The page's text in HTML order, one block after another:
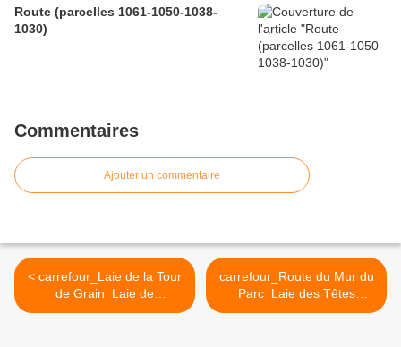
Route (parcelles 1061-1050-1038-
1030)
Commentaires
Ajouter un commentaire
< carrefour_Laie de la Tour
de Grain_Laie de
Montlevroux
carrefour_Route du Mur du
Parc_Laie des Têtes
Salmon >